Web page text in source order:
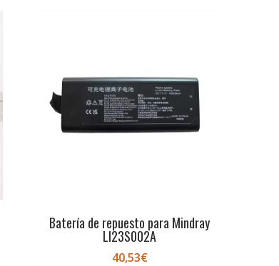
Batería de repuesto para Mindray
LI23S002A
40,53€